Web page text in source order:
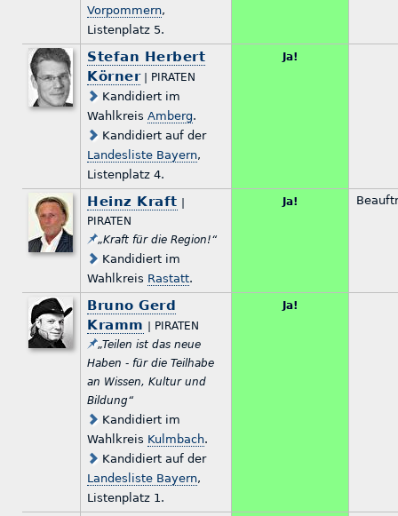
Vorpommern,
Listenplatz 5.
Stefan Herbert
Körner| PIRATEN
Kandidiert im
WahlkreisAmberg.
Kandidiert auf der
Landesliste Bayern,
Listenplatz 4.
Ja!
Heinz Kraft
PIRATEN
„Kraft für die Region!“
Kandidiert im
Wahlkreis Rastatt.
Ja!
Bruno Gerd
Kramm
| PIRATEN
„Teilen ist das neue
Haben - für die Teilhabe
an Wissen, Kultur und
Bildung“
Kandidiert im
Wahlkreis Kulmbach.
Kandidiert auf der
Landesliste Bayern,
Listenplatz 1.
Ja!